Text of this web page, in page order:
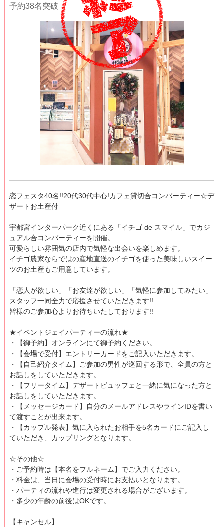
予約38名突破
恋フェスタ40名!!20代30代中心!カフェ貸切合コンパーティー☆デ
ザートお土産付
宇都宮インターパーク近くにある「イチゴ de スマイル」でカジ
ュアル合コンパーティーを開催。
可愛らしい雰囲気の店内で気軽な出会いを楽しめます。
イチゴ農家ならではの産地直送のイチゴを使った美味しいスイー
ツのお土産もご用意しています。
「恋人が欲しい」「お友達が欲しい」「気軽に参加してみたい」
スタッフ一同全力で応援させていただきます!!
皆様のご参加心よりお待ちいたしております!!
★イベントジェイパーティーの流れ★
・【御予約】オンラインにて御予約ください。
・【会場で受付】エントリーカードをご記入いただきます。
・【自己紹介タイム】ご参加の男性が巡回する形で、全員の方と
お話しをしていただきます。
・【フリータイム】デザートビュッフェと一緒に気になった方と
お話しをしていただきます。
・【メッセージカード】自分のメールアドレスやラインIDを書い
て渡すことが出来ます。
・【カップル発表】気に入られたお相手を5名カードにご記入し
ていただき、カップリングとなります。
☆その他☆
・ご予約時は【本名をフルネーム】でご入力ください。
・料金は、当日に会場の受付時にお支払いとなります。
・パーティの流れや進行は変更される場合がございます。
・多少の年齢の前後はOKです。
【キャンセル】